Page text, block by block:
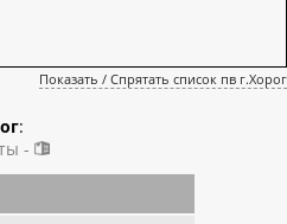
Показать / Спрятать список пв г.Хорог
:
-